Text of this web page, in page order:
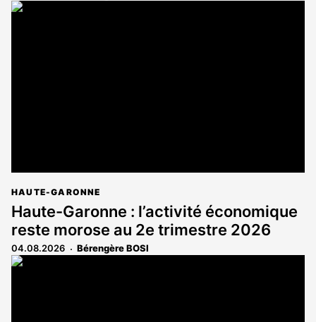
HAUTE-GARONNE
Haute-Garonne : l’activité économique
reste morose au 2e trimestre 2026
04.08.2026 Bérengère BOSI